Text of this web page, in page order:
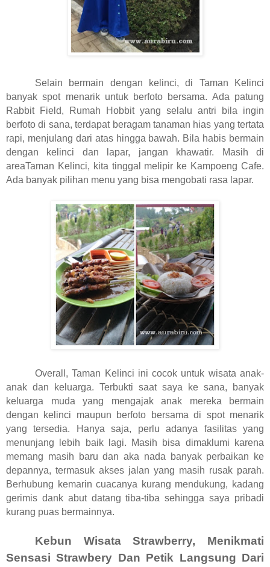
Selain bermain dengan kelinci, di Taman Kelinci
banyak spot menarik untuk berfoto bersama. Ada patung
Rabbit Field, Rumah Hobbit yang selalu antri bila ingin
berfoto di sana, terdapat beragam tanaman hias yang tertata
rapi, menjulang dari atas hingga bawah. Bila habis bermain
dengan kelinci dan lapar, jangan khawatir. Masih di
areaTaman Kelinci, kita tinggal melipir ke Kampoeng Cafe.
Ada banyak pilihan menu yang bisa mengobati rasa lapar.
Overall, Taman Kelinci ini cocok untuk wisata anak-
anak dan keluarga. Terbukti saat saya ke sana, banyak
keluarga muda yang mengajak anak mereka bermain
dengan kelinci maupun berfoto bersama di spot menarik
yang tersedia. Hanya saja, perlu adanya fasilitas yang
menunjang lebih baik lagi. Masih bisa dimaklumi karena
memang masih baru dan aka nada banyak perbaikan ke
depannya, termasuk akses jalan yang masih rusak parah.
Berhubung kemarin cuacanya kurang mendukung, kadang
gerimis dank abut datang tiba-tiba sehingga saya pribadi
kurang puas bermainnya.
Kebun Wisata Strawberry, Menikmati
Sensasi Strawbery Dan Petik Langsung Dari